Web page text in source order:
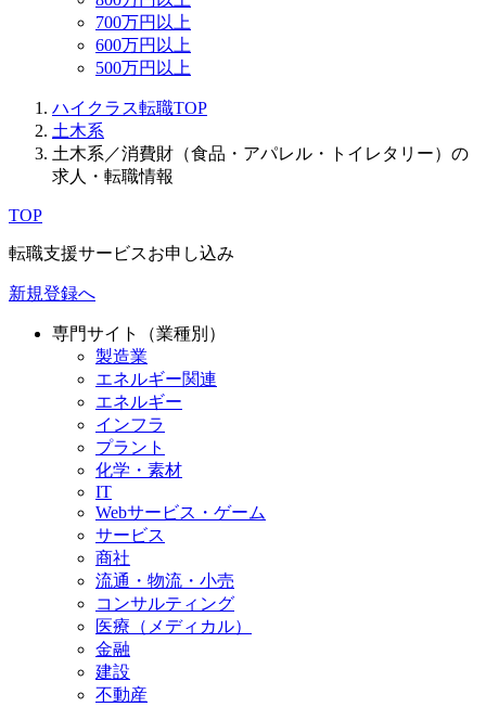
700万円以上
600万円以上
500万円以上
ハイクラス転職TOP
土木系
土木系／消費財（食品・アパレル・トイレタリー）の
求人・転職情報
TOP
転職支援サービスお申し込み
新規登録へ
専門サイト（業種別）
製造業
エネルギー関連
エネルギー
インフラ
プラント
化学・素材
IT
Webサービス・ゲーム
サービス
商社
流通・物流・小売
コンサルティング
医療（メディカル）
金融
建設
不動産